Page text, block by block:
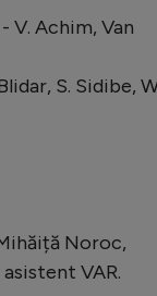
V. Achim, Van
S. Sidibe,
Noroc,
VAR.